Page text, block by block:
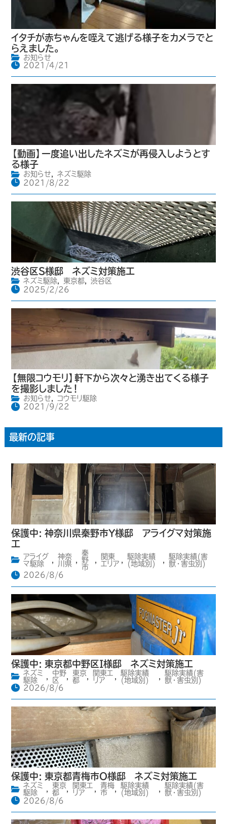
イタチが赤ちゃんを咥えて逃げる様子をカメラでと
らえました。
お知らせ
2021/4/21
【動画】一度追い出したネズミが再侵入しようとす
る様子
お知らせ,
ネズミ駆除
2021/8/22
渋谷区S様邸 ネズミ対策施工
ネズミ駆除, 東京都,
渋谷区
2025/2/26
【無限コウモリ】軒下から次々と湧き出てくる様子
を撮影しました！
お知らせ,
コウモリ駆除
2021/9/22
最新の記事
保護中: 神奈川県秦野市Y様邸 アライグマ対策施
工
アライグ
マ駆除
神奈
川県
秦
野
市
関東
エリア
駆除実績
(地域別)
駆除実績(害
獣・害虫別)
2026/8/6
保護中: 東京都中野区I様邸 ネズミ対策施工
ネズミ
駆除
中野
区
東京
都
関東エ
リア
駆除実績
(地域別)
駆除実績(害
獣・害虫別)
2026/8/6
保護中: 東京都青梅市O様邸 ネズミ対策施工
ネズミ
駆除
,
東京
都
,
関東エ
リア
,
青梅
市
,
駆除実績
(地域別)
,
駆除実績(害
獣・害虫別)
2026/8/6